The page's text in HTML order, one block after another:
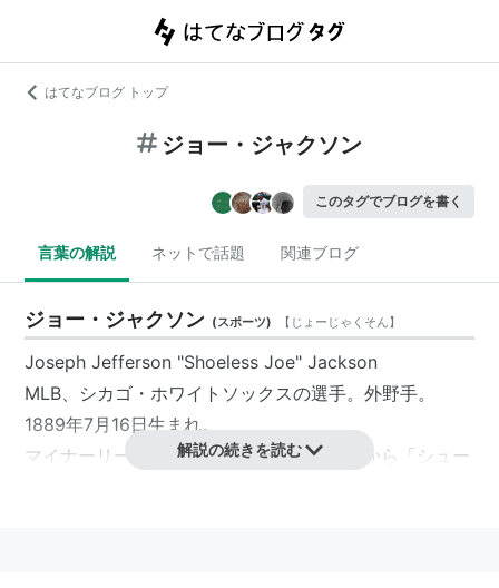
はてなブログ トップ
ジョー・ジャクソン
このタグでブログを書く
言葉の解説 ネットで話題 関連ブログ
ジョー・ジャクソン (スポーツ) 【 じょーじゃくそん】
Joseph Jefferson "Shoeless Joe" Jackson
MLB、シカゴ・ホワイトソックスの選手。外野手。
1889年7月16日生まれ。
マイナーリーグ時代は素足でプレーした事から「 シュー
解説の続きを読む